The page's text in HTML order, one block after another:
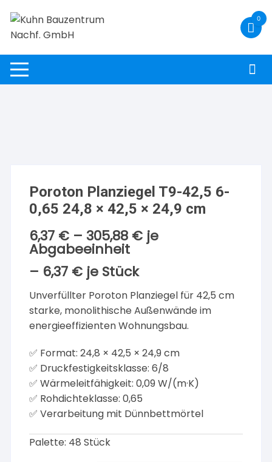
Inhalt
springen
0
Poroton Planziegel T9-42,5 6-
0,65 24,8 × 42,5 × 24,9 cm
6,37 € – 305,88 € je
Abgabeeinheit
– 6,37 € je Stück
Unverfüllter Poroton Planziegel für 42,5 cm
starke, monolithische Außenwände im
energieeffizienten Wohnungsbau.
✅ Format: 24,8 × 42,5 × 24,9 cm
✅ Druckfestigkeitsklasse: 6/8
✅ Wärmeleitfähigkeit: 0,09 W/(m·K)
✅ Rohdichteklasse: 0,65
✅ Verarbeitung mit Dünnbettmörtel
Palette: 48 Stück